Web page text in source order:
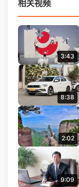
相关视频
3:43
8:38
2:02
9:09